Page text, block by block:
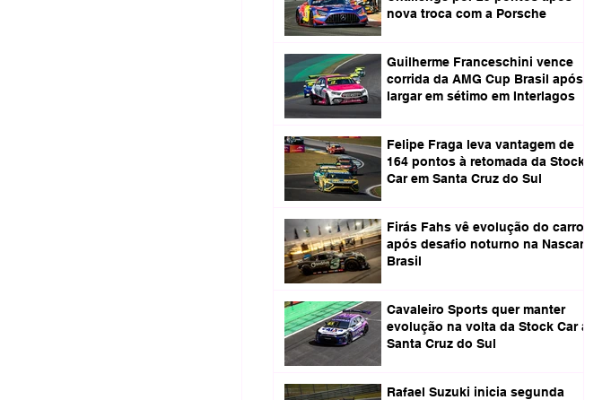
nova troca com a Porsche
Guilherme Franceschini vence
corrida da AMG Cup Brasil após
largar em sétimo em Interlagos
Felipe Fraga leva vantagem de
164 pontos à retomada da Stock
Car em Santa Cruz do Sul
Firás Fahs vê evolução do carro
após desafio noturno na Nascar
Brasil
Cavaleiro Sports quer manter
evolução na volta da Stock Car a
Santa Cruz do Sul
Rafael Suzuki inicia segunda